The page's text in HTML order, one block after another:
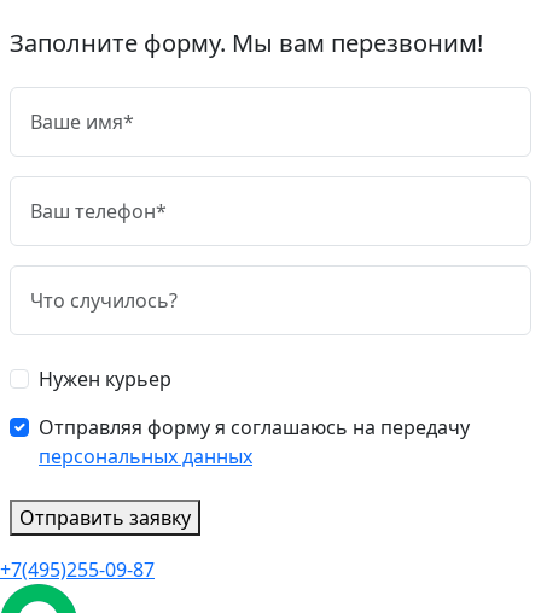
Заполните форму. Мы вам перезвоним!
Нужен курьер
Отправляя форму я соглашаюсь на передачу
персональных данных
Отправить заявку
+7(495)255-09-87